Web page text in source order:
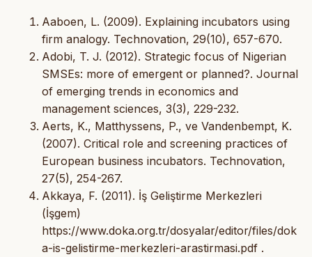
Aaboen, L. (2009). Explaining incubators using
firm analogy. Technovation, 29(10), 657-670.
Adobi, T. J. (2012). Strategic focus of Nigerian
SMSEs: more of emergent or planned?. Journal
of emerging trends in economics and
management sciences, 3(3), 229-232.
Aerts, K., Matthyssens, P., ve Vandenbempt, K.
(2007). Critical role and screening practices of
European business incubators. Technovation,
27(5), 254-267.
Akkaya, F. (2011). İş Geliştirme Merkezleri
(İşgem)
https://www.doka.org.tr/dosyalar/editor/files/dok
a-is-gelistirme-merkezleri-arastirmasi.pdf .